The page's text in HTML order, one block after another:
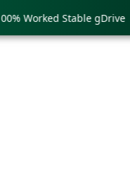
Stable gDrive